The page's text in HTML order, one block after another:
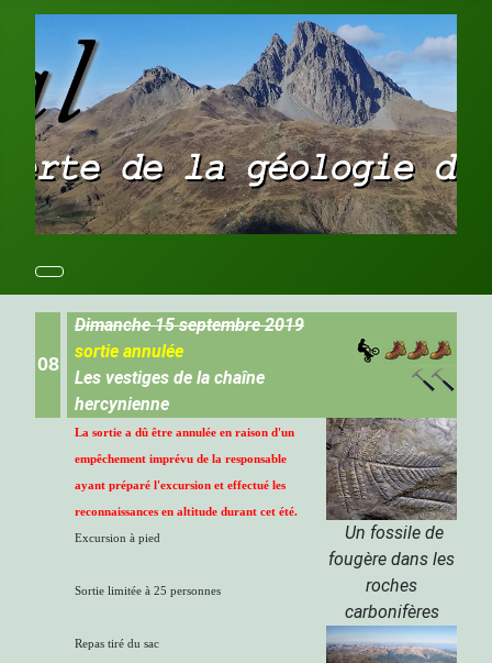
08
Dimanche 15 septembre 2019
sortie annulée
Les vestiges de la chaîne
hercynienne
La sortie a dû être annulée en raison d'un
empêchement imprévu de la responsable
ayant préparé l'excursion et effectué les
reconnaissances en altitude durant cet été.
Excursion à pied
Sortie limitée à 25 personnes
Repas tiré du sac
Un fossile de
fougère dans les
roches
carbonifères